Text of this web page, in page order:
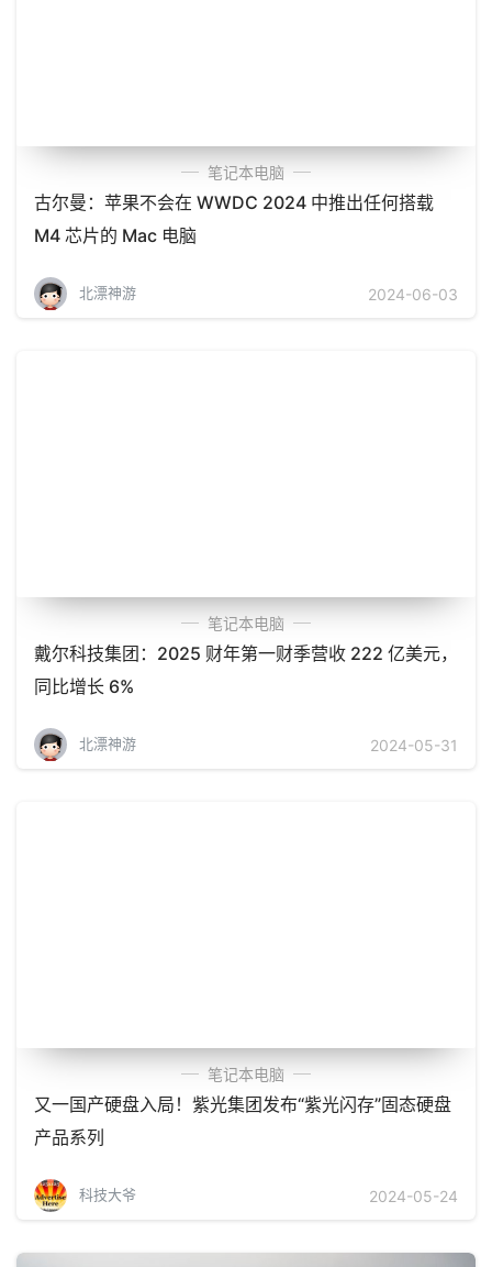
笔记本电脑
古尔曼：苹果不会在 WWDC 2024 中推出任何搭载
M4 芯片的 Mac 电脑
北漂神游 2024-06-03
笔记本电脑
戴尔科技集团：2025 财年第一财季营收 222 亿美元，
同比增长 6%
北漂神游 2024-05-31
笔记本电脑
又一国产硬盘入局！紫光集团发布“紫光闪存”固态硬盘
产品系列
科技大爷 2024-05-24